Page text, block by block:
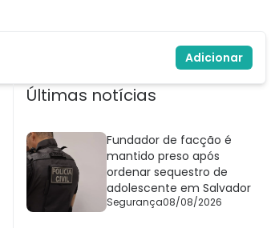
Adicionar
Últimas notícias
Fundador de facção é
mantido preso após
ordenar sequestro de
adolescente em Salvador
Segurança08/08/2026